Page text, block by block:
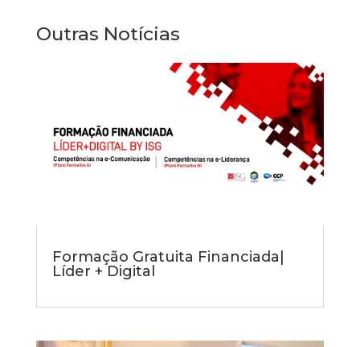
Outras Notícias
Formação Gratuita Financiada|
Líder + Digital